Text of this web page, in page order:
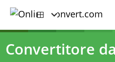
Convertitore